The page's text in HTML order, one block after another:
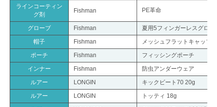
ラインコーティン
グ剤
Fishman PE革命
グローブ Fishman
夏用5フィンガーレスグロー
帽子
Fishman
メッシュフラットキャップ
ポーチ
Fishman
フィッシングポーチ
インナー
Fishman
防虫アンダーウェア
ルアー
LONGIN
キックビート70 20g
ルアー
LONGIN
トッティ 18g